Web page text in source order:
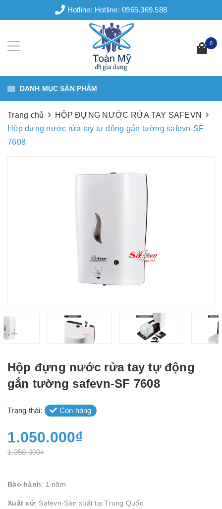
Hotline: Hotline: 0965.369.588
0
DANH MỤC SẢN PHẨM
Trang chủ
HỘP ĐỰNG NƯỚC RỬA TAY SAFEVN
Hộp đựng nước rửa tay tự động gắn tường safevn-SF
7608
Hộp đựng nước rửa tay tự động
gắn tường safevn-SF 7608
Trạng thái: Còn hàng
1.050.000₫
1.350.000₫
Bảo hành: 1 năm
Xuất xứ: Safevn-Sản xuất tại Trung Quốc